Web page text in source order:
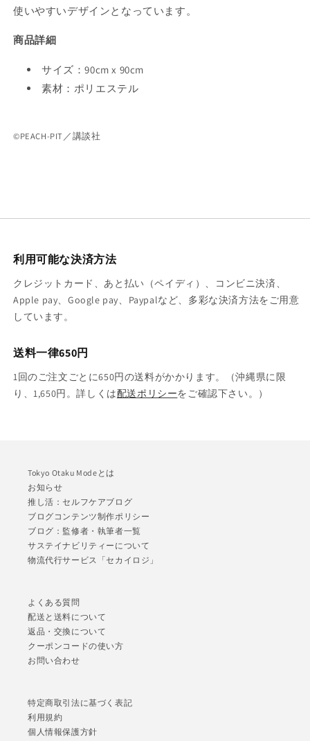
使いやすいデザインとなっています。
商品詳細
サイズ：90cm x 90cm
素材：ポリエステル
©PEACH-PIT／講談社
利用可能な決済方法
クレジットカード、あと払い（ペイディ）、コンビニ決済、
Apple pay、Google pay、Paypalなど、多彩な決済方法をご用意
しています。
送料一律650円
1回のご注文ごとに650円の送料がかかります。（沖縄県に限
り、1,650円。詳しくは配送ポリシーをご確認下さい。）
Tokyo Otaku Modeとは
お知らせ
推し活：セルフケアブログ
ブログコンテンツ制作ポリシー
ブログ：監修者・執筆者一覧
サステイナビリティーについて
物流代行サービス「セカイロジ」
よくある質問
配送と送料について
返品・交換について
クーポンコードの使い方
お問い合わせ
特定商取引法に基づく表記
利用規約
個人情報保護方針